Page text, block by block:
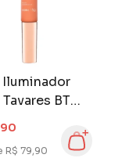
Iluminador
BT
Glow Coral
R$ 79,90